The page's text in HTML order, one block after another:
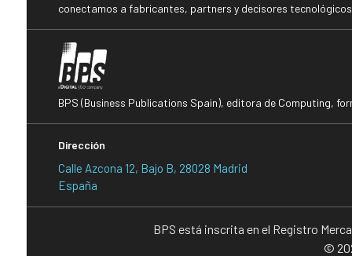
conectamos a fabricantes, partners y decisores
BPS (Business Publications Spain), editora de Computing,
Dirección
Calle Azcona 12, Bajo B, 28028 Madrid
España
BPS está inscrita en el Registro
©